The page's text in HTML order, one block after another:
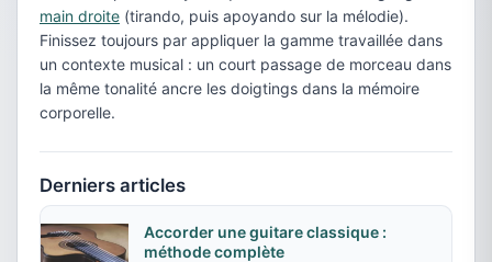
main droite (tirando, puis apoyando sur la mélodie).
Finissez toujours par appliquer la gamme travaillée dans
un contexte musical : un court passage de morceau dans
la même tonalité ancre les doigtings dans la mémoire
corporelle.
Derniers articles
Accorder une guitare classique :
méthode complète